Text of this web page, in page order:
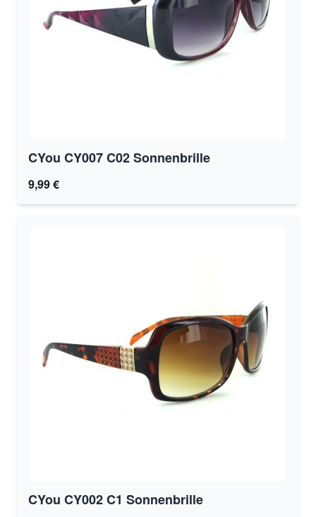
CYou CY007 C02 Sonnenbrille
9,99 €
CYou CY002 C1 Sonnenbrille